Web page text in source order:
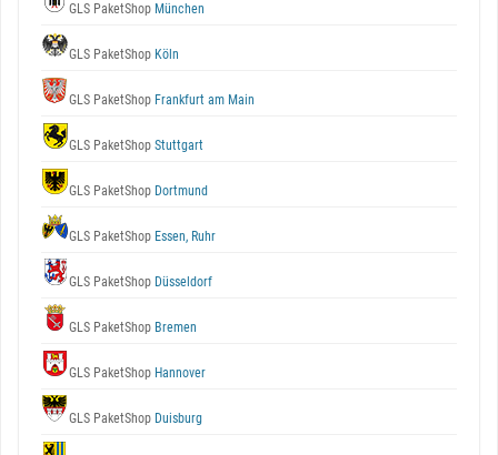
GLS PaketShop München
GLS PaketShop Köln
GLS PaketShop Frankfurt am Main
GLS PaketShop Stuttgart
GLS PaketShop Dortmund
GLS PaketShop Essen, Ruhr
GLS PaketShop Düsseldorf
GLS PaketShop Bremen
GLS PaketShop Hannover
GLS PaketShop Duisburg